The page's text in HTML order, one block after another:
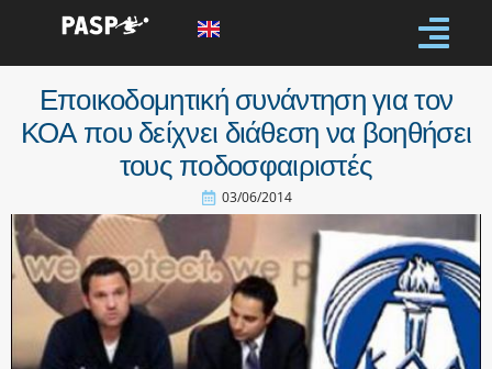
Εποικοδομητική συνάντηση για τον
ΚΟΑ που δείχνει διάθεση να βοηθήσει
τους ποδοσφαιριστές
03/06/2014